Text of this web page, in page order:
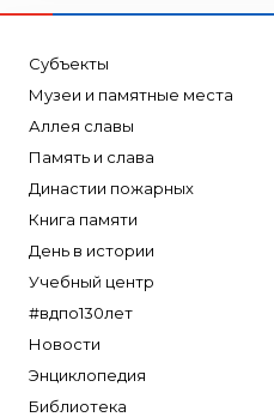
Субъекты
Музеи и памятные места
Аллея славы
Память и слава
Династии пожарных
Книга памяти
День в истории
Учебный центр
#вдпо130лет
Новости
Энциклопедия
Библиотека